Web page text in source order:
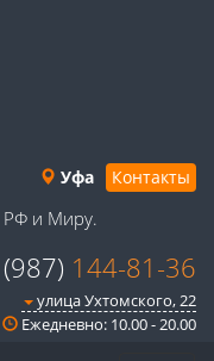
Уфа Контакты
РФ и Миру.
144-81-36
улица Ухтомского, 22
Ежедневно: 10.00 - 20.00